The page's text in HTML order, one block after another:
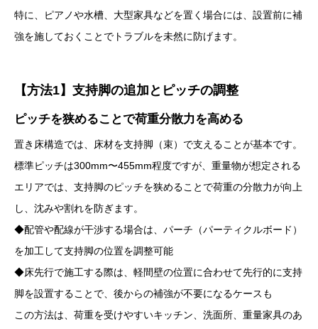
特に、ピアノや水槽、大型家具などを置く場合には、設置前に補
強を施しておくことでトラブルを未然に防げます。
【方法1】支持脚の追加とピッチの調整
ピッチを狭めることで荷重分散力を高める
置き床構造では、床材を支持脚（束）で支えることが基本です。
標準ピッチは300mm〜455mm程度ですが、重量物が想定される
エリアでは、支持脚のピッチを狭めることで荷重の分散力が向上
し、沈みや割れを防ぎます。
◆配管や配線が干渉する場合は、パーチ（パーティクルボード）
を加工して支持脚の位置を調整可能
◆床先行で施工する際は、軽間壁の位置に合わせて先行的に支持
脚を設置することで、後からの補強が不要になるケースも
この方法は、荷重を受けやすいキッチン、洗面所、重量家具のあ